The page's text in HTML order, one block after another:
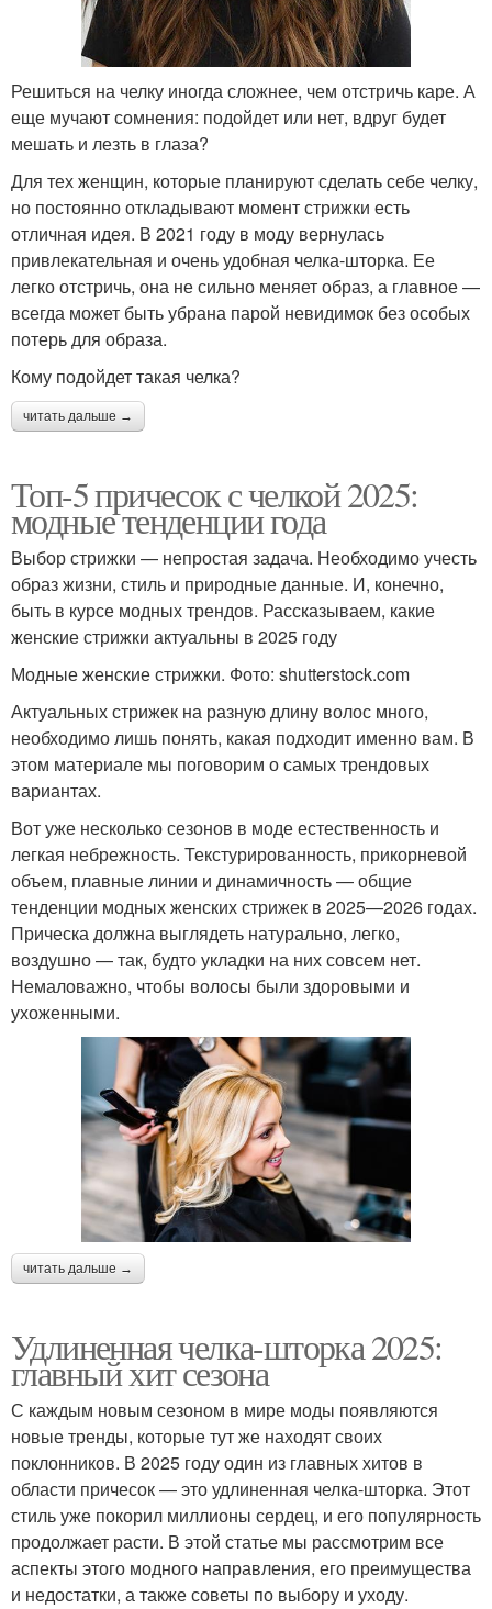
Решиться на челку иногда сложнее, чем отстричь каре. А
еще мучают сомнения: подойдет или нет, вдруг будет
мешать и лезть в глаза?
Для тех женщин, которые планируют сделать себе челку,
но постоянно откладывают момент стрижки есть
отличная идея. В 2021 году в моду вернулась
привлекательная и очень удобная челка-шторка. Ее
легко отстричь, она не сильно меняет образ, а главное —
всегда может быть убрана парой невидимок без особых
потерь для образа.
Кому подойдет такая челка?
читать дальше →
Топ-5 причесок с челкой 2025:
модные тенденции года
Выбор стрижки — непростая задача. Необходимо учесть
образ жизни, стиль и природные данные. И, конечно,
быть в курсе модных трендов. Рассказываем, какие
женские стрижки актуальны в 2025 году
Модные женские стрижки. Фото: shutterstock.com
Актуальных стрижек на разную длину волос много,
необходимо лишь понять, какая подходит именно вам. В
этом материале мы поговорим о самых трендовых
вариантах.
Вот уже несколько сезонов в моде естественность и
легкая небрежность. Текстурированность, прикорневой
объем, плавные линии и динамичность — общие
тенденции модных женских стрижек в 2025—2026 годах.
Прическа должна выглядеть натурально, легко,
воздушно — так, будто укладки на них совсем нет.
Немаловажно, чтобы волосы были здоровыми и
ухоженными.
читать дальше →
Удлиненная челка-шторка 2025:
главный хит сезона
С каждым новым сезоном в мире моды появляются
новые тренды, которые тут же находят своих
поклонников. В 2025 году один из главных хитов в
области причесок — это удлиненная челка-шторка. Этот
стиль уже покорил миллионы сердец, и его популярность
продолжает расти. В этой статье мы рассмотрим все
аспекты этого модного направления, его преимущества
и недостатки, а также советы по выбору и уходу.